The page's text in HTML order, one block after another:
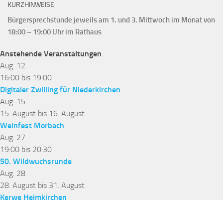
KURZHINWEISE
Bürgersprechstunde jeweils am 1. und 3. Mittwoch im Monat von
18:00 – 19:00 Uhr im Rathaus
Anstehende Veranstaltungen
Aug. 12
16:00 bis 19:00
Digitaler Zwilling für Niederkirchen
Aug. 15
15. August bis 16. August
Weinfest Morbach
Aug. 27
19:00 bis 20:30
50. Wildwuchsrunde
Aug. 28
28. August bis 31. August
Kerwe Heimkirchen